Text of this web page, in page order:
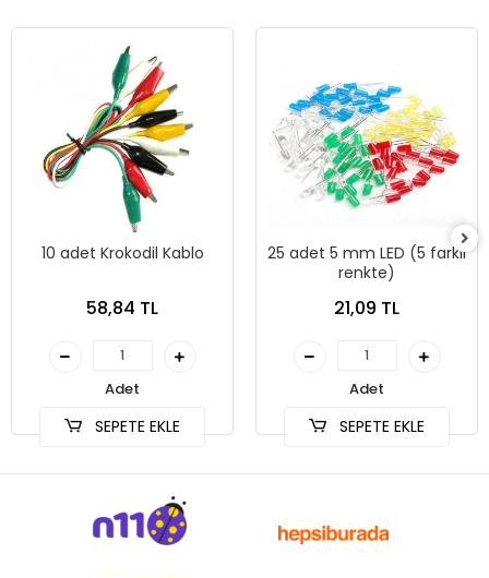
10 adet Krokodil Kablo
58,84 TL
Adet
SEPETE EKLE
25 adet 5 mm LED (5 farklı
renkte)
21,09 TL
Adet
SEPETE EKLE